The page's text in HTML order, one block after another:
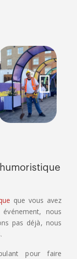
que vous avez
nous
pas déjà, nous
pour faire